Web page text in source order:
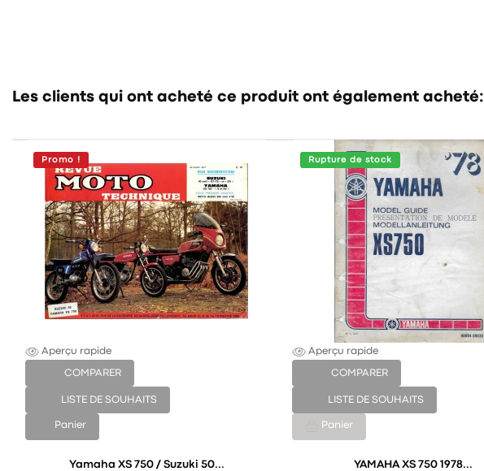
Les clients qui ont acheté ce produit ont également acheté:
Promo !
Aperçu rapide
COMPARER
LISTE DE SOUHAITS
Panier
Yamaha XS 750 / Suzuki 50...
Rupture de stock
Aperçu rapide
COMPARER
LISTE DE SOUHAITS
Panier
YAMAHA XS 750 1978...